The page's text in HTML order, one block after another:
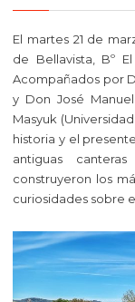
El martes 21 de
de Bellavista, Bº
Acompañados por
y Don José
Masyuk
historia y el
antiguas
construyeron los
curiosidades sobre